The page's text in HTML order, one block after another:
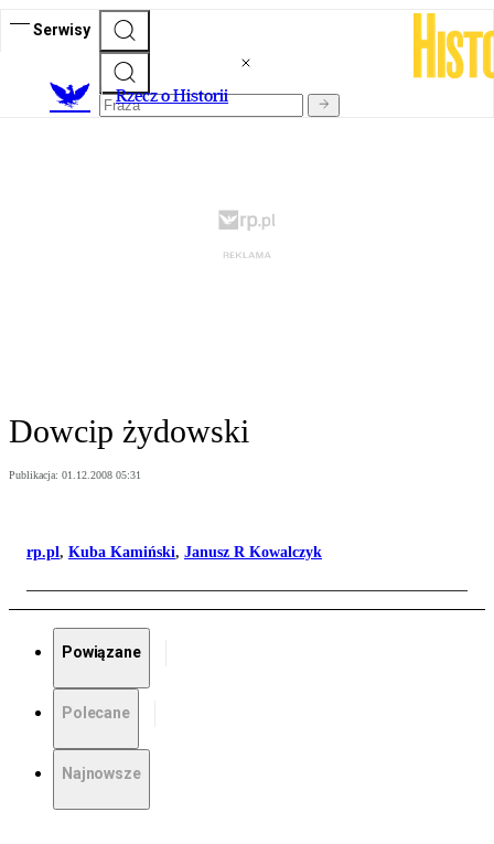
Serwisy
Rzecz o Historii
Dowcip żydowski
Publikacja: 01.12.2008 05:31
rp.pl, Kuba Kamiński, Janusz R Kowalczyk
Powiązane
Polecane
Najnowsze